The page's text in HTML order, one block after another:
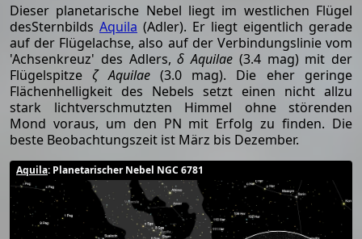
Dieser planetarische Nebel liegt im westlichen Flügel
desSternbilds Aquila (Adler). Er liegt eigentlich gerade
auf der Flügelachse, also auf der Verbindungslinie vom
'Achsenkreuz' des Adlers,δ Aquilae (3.4 mag) mit der
Flügelspitzeζ Aquilae(3.0 mag). Die eher geringe
Flächenhelligkeit des Nebels setzt einen nicht allzu
stark lichtverschmutzten Himmel ohne störenden
Mond voraus, um den PN mit Erfolg zu finden. Die
beste Beobachtungszeit ist März bis Dezember.
Aquila: Planetarischer Nebel NGC 6781